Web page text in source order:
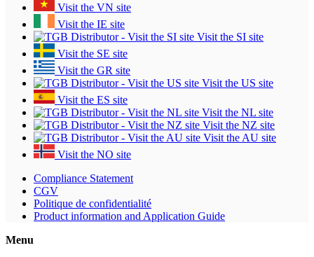
Visit the VN site
Visit the IE site
Visit the SI site
Visit the SE site
Visit the GR site
Visit the US site
Visit the ES site
Visit the NL site
Visit the NZ site
Visit the AU site
Visit the NO site
Compliance Statement
CGV
Politique de confidentialité
Product information and Application Guide
Menu